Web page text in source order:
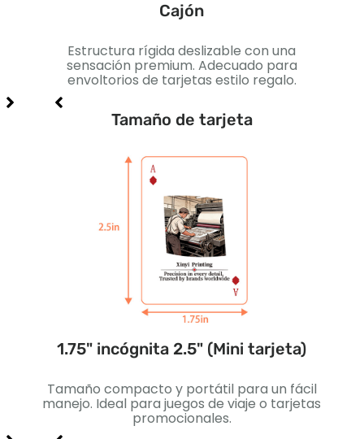
Cajón
Estructura rígida deslizable con una
sensación premium. Adecuado para
envoltorios de tarjetas estilo regalo.
Tamaño de tarjeta
1.75" incógnita 2.5" (Mini tarjeta)
Tamaño compacto y portátil para un fácil
manejo. Ideal para juegos de viaje o tarjetas
promocionales.